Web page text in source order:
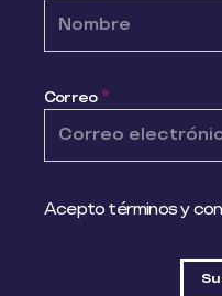
Correo *
Acepto términos y